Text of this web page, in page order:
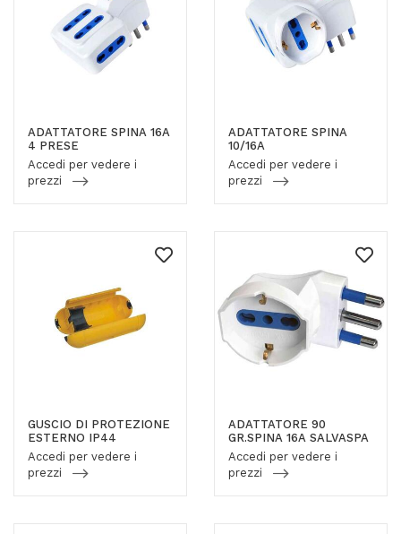
ADATTATORE SPINA 16A
4 PRESE
Accedi per vedere i
prezzi
ADATTATORE SPINA
10/16A
Accedi per vedere i
prezzi
GUSCIO DI PROTEZIONE
ESTERNO IP44
Accedi per vedere i
prezzi
ADATTATORE 90
GR.SPINA 16A SALVASPA
Accedi per vedere i
prezzi